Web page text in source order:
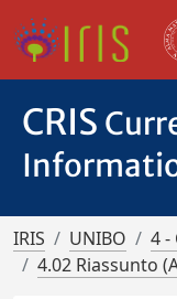
CRIS
IRIS UNIBO
4 -
4.02 Riassunto